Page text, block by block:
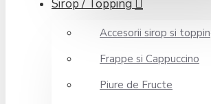
Sirop / Topping
Accesorii sirop si
Frappe si Cappuccino
Piure de Fructe